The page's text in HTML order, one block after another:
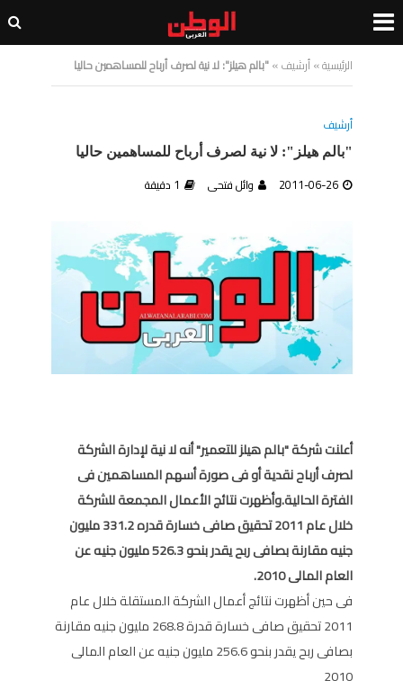
الرئيسية»أرشيف»"بالم هيلز": لا نية لصرف أرباح للمساهمين حاليا
أرشيف
"بالم هيلز": لا نية لصرف أرباح للمساهمين حاليا
2011-06-26 وائل فتحى 1 دقيقة
أعلنت شركة "بالم هيلز للتعمير" أنه لا نية لإدارة الشركة
لصرف أرباح نقدية أو فى صورة أسهم المساهمين فى
الفترة الحالية.وأظهرت نتائج الأعمال المجمعة للشركة
خلال عام 2011 تحقيق صافى خسارة قدره 331.2 مليون
جنيه مقارنة بصافى ربح يقدر بنحو 526.3 مليون جنيه عن
العام المالى 2010.
فى حين أظهرت نتائج أعمال الشركة المستقلة خلال عام
2011 تحقيق صافى خسارة قدرة 268.8 مليون جنيه مقارنة
بصافى ربح يقدر بنحو 256.6 مليون جنيه عن العام المالى
2010